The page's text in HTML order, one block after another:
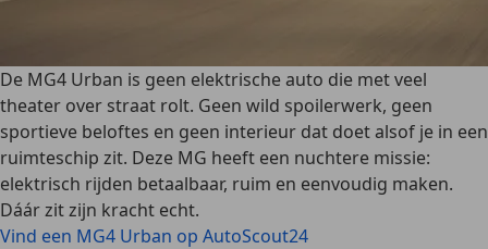
De MG4 Urban is geen elektrische auto die met veel
theater over straat rolt. Geen wild spoilerwerk, geen
sportieve beloftes en geen interieur dat doet alsof je in een
ruimteschip zit. Deze MG heeft een nuchtere missie:
elektrisch rijden betaalbaar, ruim en eenvoudig maken.
Dáár zit zijn kracht echt.
Vind een MG4 Urban op AutoScout24